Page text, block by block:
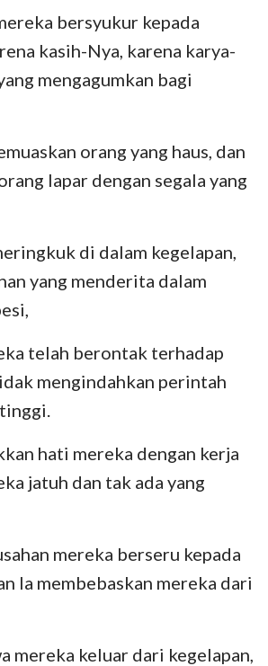
bersyukur kepada
kasih-Nya, karena karya-
mengagumkan bagi
orang yang haus, dan
lapar dengan segala yang
di dalam kegelapan,
yang menderita dalam
telah berontak terhadap
mengindahkan perintah
hati mereka dengan kerja
jatuh dan tak ada yang
mereka berseru kepada
Ia membebaskan mereka dari
mereka keluar dari kegelapan,